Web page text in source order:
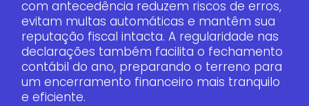
com antecedência reduzem riscos de erros,
evitam multas automáticas e mantêm sua
reputação fiscal intacta. A regularidade nas
declarações também facilita o fechamento
contábil do ano, preparando o terreno para
um encerramento financeiro mais tranquilo
e eficiente.